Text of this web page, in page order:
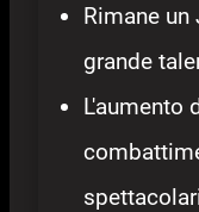
Rimane un
grande
L'aumento